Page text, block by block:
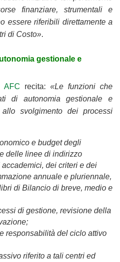
finanziare, strumentali e
essere riferibili direttamente a
di Costo».
gestionale e
AFC recita: «Le funzioni che
di autonomia gestionale e
svolgimento dei processi
e budget degli
delle linee di indirizzo
dei criteri e dei
annuale e pluriennale,
di Bilancio di breve, medio e
di gestione, revisione della
responsabilità del ciclo attivo
riferito a tali centri ed